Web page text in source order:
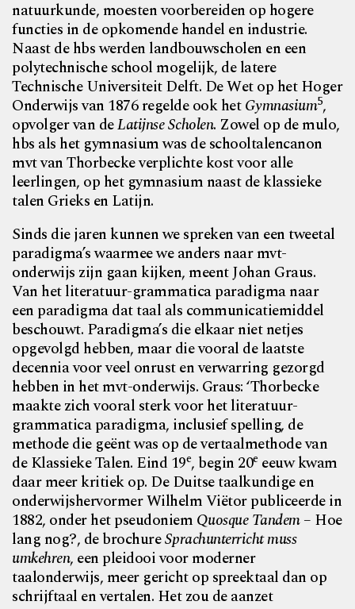
natuurkunde, moesten voorbereiden op hogere
functies in de opkomende handel en industrie.
Naast de hbs werden landbouwscholen en een
polytechnische school mogelijk, de latere
Technische Universiteit Delft. De Wet op het Hoger
Onderwijs van 1876 regelde ook hetGymnasium5,
opvolger van deLatijnse Scholen. Zowel op de mulo,
hbs als het gymnasium was de schooltalencanon
mvt van Thorbecke verplichte kost voor alle
leerlingen, op het gymnasium naast de klassieke
talen Grieks en Latijn.
Sinds die jaren kunnen we spreken van een tweetal
paradigma’s waarmee we anders naar mvt-
onderwijs zijn gaan kijken, meent Johan Graus.
Van het literatuur-grammatica paradigma naar
een paradigma dat taal als communicatiemiddel
beschouwt. Paradigma’s die elkaar niet netjes
opgevolgd hebben, maar die vooral de laatste
decennia voor veel onrust en verwarring gezorgd
hebben in het mvt-onderwijs. Graus: ‘Thorbecke
maakte zich vooral sterk voor het literatuur-
grammatica paradigma, inclusief spelling, de
methode die geënt was op devertaalmethode van
de Klassieke Talen. Eind 19e, begin 20e eeuw kwam
daar meer kritiek op. De Duitse taalkundige en
onderwijshervormer Wilhelm Viëtor publiceerde in
1882, onder het pseudoniem Quosque Tandem– Hoe
lang nog?, de brochureSprachunterricht muss
umkehren, een pleidooi voor moderner
taalonderwijs, meer gericht op spreektaal dan op
schrijftaal en vertalen. Het zou de aanzet